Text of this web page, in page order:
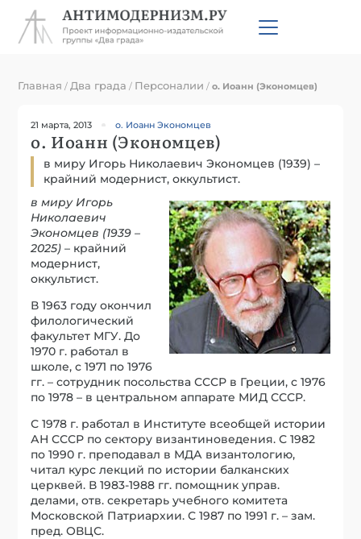
Главная / Два града / Персоналии /о. Иоанн (Экономцев)
21 марта, 2013 о. Иоанн Экономцев
о. Иоанн (Экономцев)
в миру Игорь Николаевич Экономцев (1939) –
крайний модернист, оккультист.
в миру Игорь
Николаевич
Экономцев (1939 –
2025) – крайний
модернист,
оккультист.
В 1963 году окончил
филологический
факультет МГУ. До
1970 г. работал в
школе, с 1971 по 1976
гг. – сотрудник посольства СССР в Греции, с 1976
по 1978 – в центральном аппарате МИД СССР.
С 1978 г. работал в Институте всеобщей истории
АН СССР по сектору византиноведения. С 1982
по 1990 г. преподавал в МДА византологию,
читал курс лекций по истории балканских
церквей. В 1983-1988 гг. помощник управ.
делами, отв. секретарь учебного комитета
Московской Патриархии. С 1987 по 1991 г. – зам.
пред. ОВЦС.